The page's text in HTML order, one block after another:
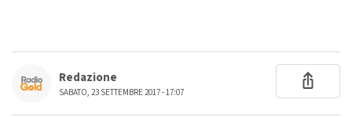
Redazione
SABATO, 23 SETTEMBRE 2017 - 17:07